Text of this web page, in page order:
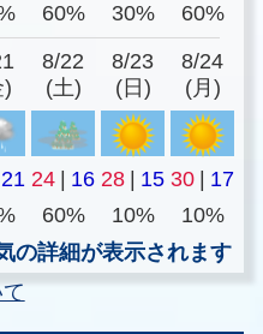
60% 30% 60%
)
8/22
(土)
8/23
(日)
8/24
(月)
21 24 16 28 15 30
17
60% 10%
10%
の詳細が表示されます